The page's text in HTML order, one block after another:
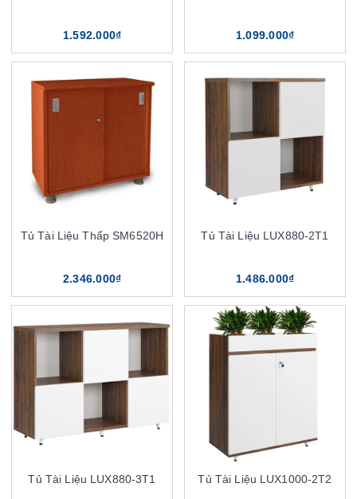
1.592.000₫ 1.099.000₫
Tủ Tài Liệu Thấp SM6520H
2.346.000₫
Tủ Tài Liệu LUX880-2T1
1.486.000₫
Tủ Tài Liệu LUX880-3T1 Tủ Tài Liệu LUX1000-2T2